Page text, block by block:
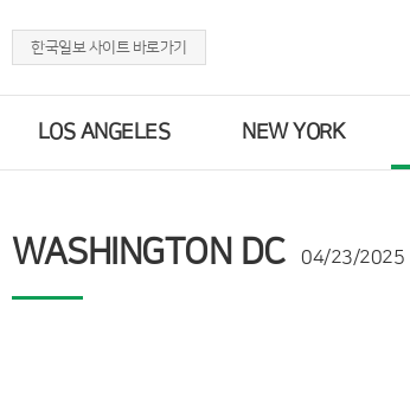
한국일보 사이트 바로가기
LOS ANGELES NEW YORK
WASHINGTON DC 04/23/2025